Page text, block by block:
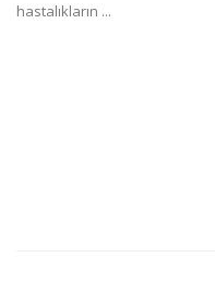
hastalıkların ...